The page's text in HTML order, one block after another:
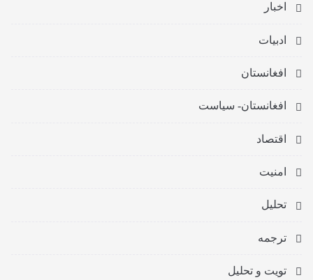
اخبار
ادبیات
افغانستان
افغانستان- سیاست
اقتصاد
امنیت
تحلیل
ترجمه
تویت و تحلیل